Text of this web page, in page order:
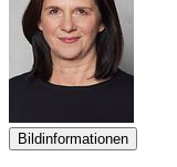
Bildinformationen